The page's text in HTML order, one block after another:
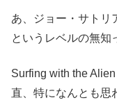
あ、ジョー・サトリ
というレベルの無知
Surfing with the
直、特になんとも思